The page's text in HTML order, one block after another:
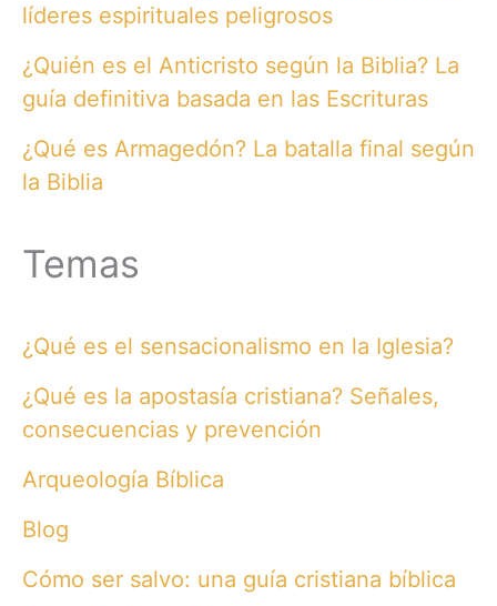
líderes espirituales peligrosos
¿Quién es el Anticristo según la Biblia? La
guía definitiva basada en las Escrituras
¿Qué es Armagedón? La batalla final según
la Biblia
Temas
¿Qué es el sensacionalismo en la Iglesia?
¿Qué es la apostasía cristiana? Señales,
consecuencias y prevención
Arqueología Bíblica
Blog
Cómo ser salvo: una guía cristiana bíblica